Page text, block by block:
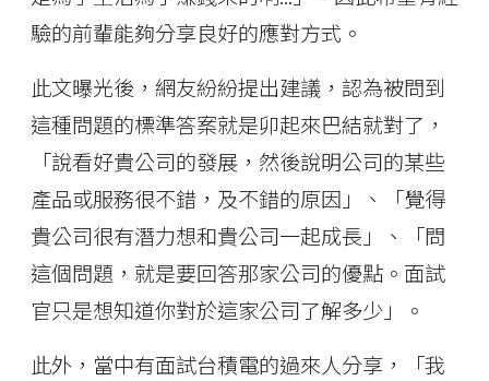
驗的前輩能夠分享良好的應對方式。
此文曝光後，網友紛紛提出建議，認為被問到
這種問題的標準答案就是卯起來巴結就對了，
「說看好貴公司的發展，然後說明公司的某些
產品或服務很不錯，及不錯的原因」、「覺得
貴公司很有潛力想和貴公司一起成長」、「問
這個問題，就是要回答那家公司的優點。面試
官只是想知道你對於這家公司了解多少」。
此外，當中有面試台積電的過來人分享，「我